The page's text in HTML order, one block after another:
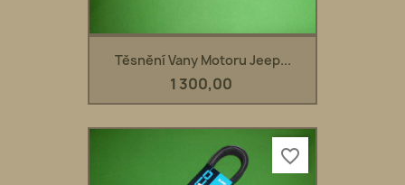
Těsnění Vany Motoru Jeep...
1 300,00
favorite_border